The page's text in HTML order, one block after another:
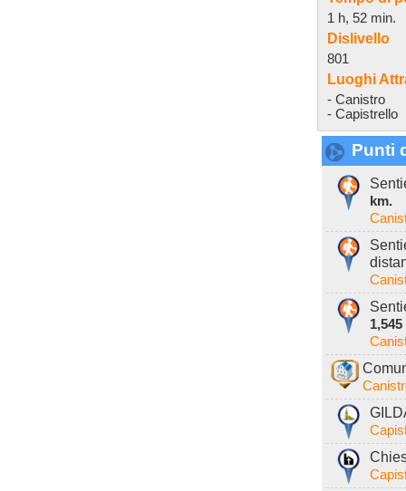
1 h, 52 min.
Dislivello
801
Luoghi
- Canistro
- Capistrello
Punti
km.